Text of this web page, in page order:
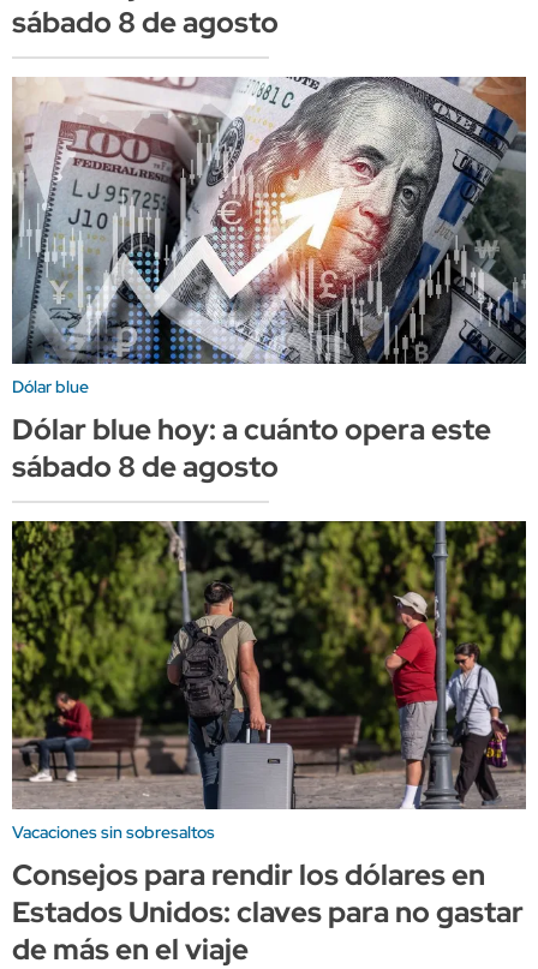
sábado 8 de agosto
Dólar blue
Dólar blue hoy: a cuánto opera este
sábado 8 de agosto
Vacaciones sin sobresaltos
Consejos para rendir los dólares en
Estados Unidos: claves para no gastar
de más en el viaje